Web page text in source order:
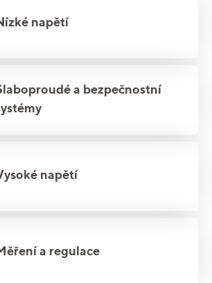
napětí
a bezpečnostní
napětí
a regulace